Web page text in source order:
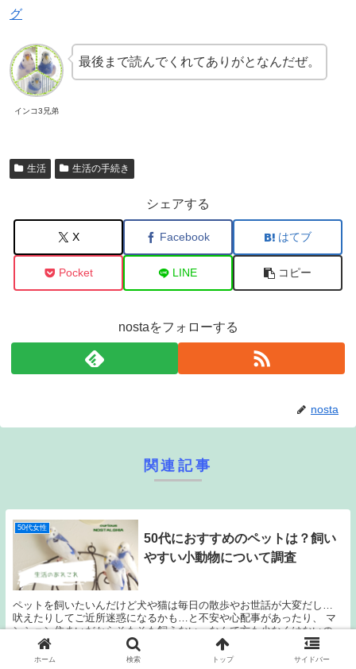
グ
インコ3兄弟
最後まで読んでくれてありがとなんだぜ。
生活 生活の手続き
シェアする
X Facebook はてブ
Pocket LINE コピー
nostaをフォローする
nosta
関連記事
50代女性
50代におすすめのペットは？飼い
やすい小動物について調査
ペットを飼いたいんだけど犬や猫は毎日の散歩やお世話が大変だし…
吠えたりしてご近所迷惑になるかも…と不安や心配事があったり、 マ
ンション住まいだからそもそも飼えない…なんて方も少なくはないので
は？ 我が家も犬を飼いたいのですが、お世話や飼育...
ホーム 検索 トップ サイドバー